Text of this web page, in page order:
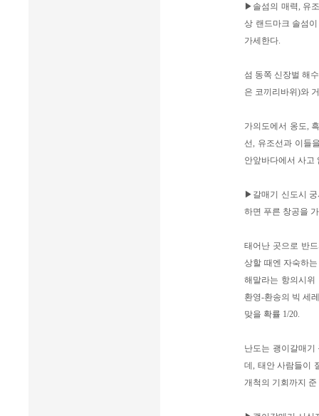
▶솔섬의 매력, 유
상 랜드마크 솔섬
가세한다.
섬 동쪽 신장벌 해
은 코끼리바위)와
가의도에서 옹도,
선, 유조선과 이들
안앞바다에서 사고
▶갈매기 신도시
하면 푸른 창공을
태어난 곳으로 반
상할 때엔 자숙하
해말라는 항의시
환영-환송의 빅 세
맞을 확률 1/20.
난도는 괭이갈매기
데, 태안 사람들이
개척의 기회까지 준